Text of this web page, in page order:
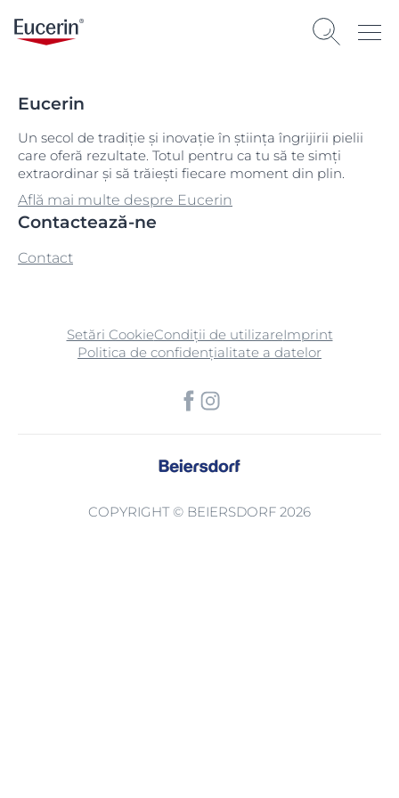
Eucerin
Un secol de tradiție și inovație în știința îngrijirii pielii
care oferă rezultate. Totul pentru ca tu să te simți
extraordinar și să trăiești fiecare moment din plin.
Află mai multe despre Eucerin
Contactează-ne
Contact
Setări CookieCondiții de utilizareImprint
Politica de confidențialitate a datelor
COPYRIGHT © BEIERSDORF 2026